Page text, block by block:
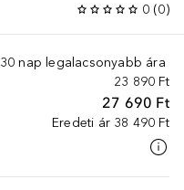
0 (0)
30 nap legalacsonyabb ára
23 890 Ft
27 690 Ft
Eredeti ár 38 490 Ft